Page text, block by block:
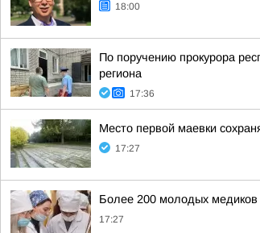
18:00
По поручению прокурора
региона
17:36
Место первой маевки
17:27
Более 200 молодых медиков
17:27